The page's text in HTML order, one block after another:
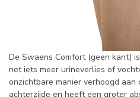
De Swaens Comfort (geen kant)
net iets meer urineverlies of
onzichtbare manier verhoogd aan
achterzijde en heeft een groter